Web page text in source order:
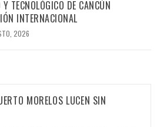
TECNOLÓGICO DE CANCÚN
INTERNACIONAL
2026
MORELOS LUCEN SIN